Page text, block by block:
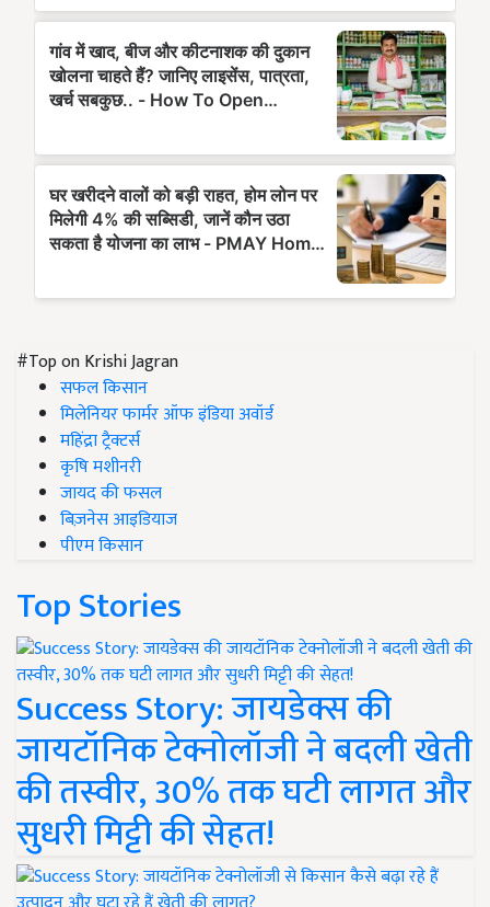
#Top on Krishi Jagran
सफल किसान
मिलेनियर फार्मर ऑफ इंडिया अवॉर्ड
महिंद्रा ट्रैक्टर्स
कृषि मशीनरी
जायद की फसल
बिज़नेस आइडियाज
पीएम किसान
Top Stories
Success Story: जायडेक्स की
जायटॉनिक टेक्नोलॉजी ने बदली खेती
की तस्वीर, 30% तक घटी लागत और
सुधरी मिट्टी की सेहत!